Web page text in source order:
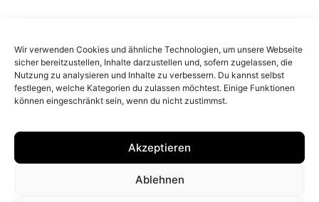
Wir verwenden Cookies und ähnliche Technologien, um unsere Webseite
sicher bereitzustellen, Inhalte darzustellen und, sofern zugelassen, die
Nutzung zu analysieren und Inhalte zu verbessern. Du kannst selbst
festlegen, welche Kategorien du zulassen möchtest. Einige Funktionen
können eingeschränkt sein, wenn du nicht zustimmst.
Akzeptieren
Ablehnen
Events entdecken
Galerie